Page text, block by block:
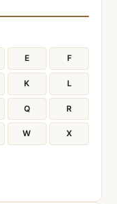
E F
K L
Q R
W X